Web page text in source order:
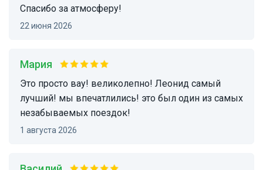
Спасибо за атмосферу!
22 июня 2026
Мария
это просто вау! великолепно! Леонид самый
лучший! мы впечатлились! это был один из самых
незабываемых поездок!
1 августа 2026